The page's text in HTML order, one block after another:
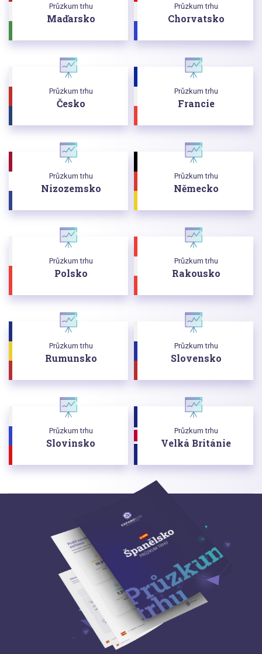
Průzkum trhu
Maďarsko
Průzkum trhu
Chorvatsko
Průzkum trhu
Česko
Průzkum trhu
Francie
Průzkum trhu
Nizozemsko
Průzkum trhu
Německo
Průzkum trhu
Polsko
Průzkum trhu
Rakousko
Průzkum trhu
Rumunsko
Průzkum trhu
Slovensko
Průzkum trhu
Slovinsko
Průzkum trhu
Velká Británie